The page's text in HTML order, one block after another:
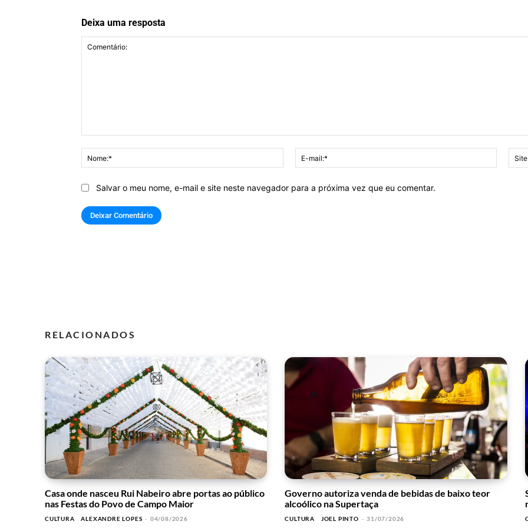
Deixa uma resposta
Nome:*
mail:*
Salvar o meu nome, e-mail e site neste navegador para a próxima vez que eu comentar.
RELACIONADOS
Casa onde nasceu Rui Nabeiro abre portas ao público
nas Festas do Povo de Campo Maior
CULTURA ALEXANDRE LOPES - 04/08/2026
Governo autoriza venda de bebidas de baixo teor
alcoólico na Supertaça
CULTURA JOEL PINTO - 31/07/2026